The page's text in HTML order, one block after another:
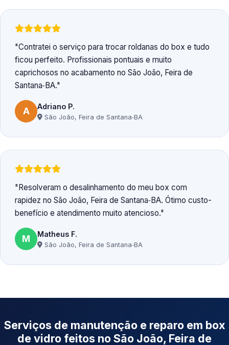
Contratei o serviço para trocar roldanas do box e tudo
ficou perfeito. Profissionais pontuais e muito
caprichosos no acabamento no São João, Feira de
Santana‑BA.
A Adriano P.
São João, Feira de Santana‑BA
Resolveram o desalinhamento do meu box com
rapidez no São João, Feira de Santana‑BA. Ótimo custo-
benefício e atendimento muito atencioso.
M Matheus F.
São João, Feira de Santana‑BA
Serviços de manutenção e reparo em box
de vidro feitos no São João, Feira de